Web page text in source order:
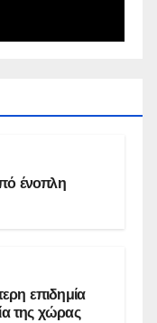
ένοπλη
επιδημία
της χώρας